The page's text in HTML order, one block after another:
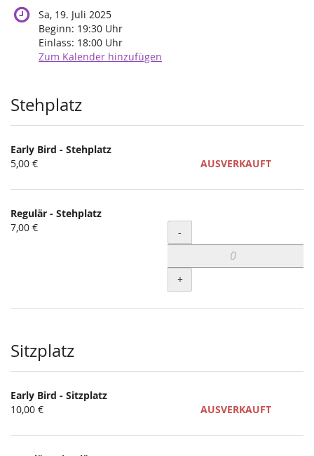
Sa, 19. Juli 2025
Beginn: 19:30 Uhr
Einlass: 18:00 Uhr
Zum Kalender hinzufügen
Produkte
Stehplatz
Early Bird - Stehplatz
5,00 €
AUSVERKAUFT
Regulär - Stehplatz
7,00 €
Menge
-
+
Sitzplatz
Early Bird - Sitzplatz
10,00 €
AUSVERKAUFT